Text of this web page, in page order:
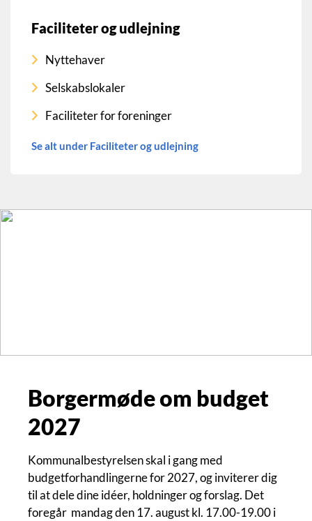
Faciliteter og udlejning
Nyttehaver
Selskabslokaler
Faciliteter for foreninger
Se alt under Faciliteter og udlejning
Borgermøde om budget
2027
Kommunalbestyrelsen skal i gang med
budgetforhandlingerne for 2027, og inviterer dig
til at dele dine idéer, holdninger og forslag. Det
foregår mandag den 17. august kl. 17.00-19.00 i